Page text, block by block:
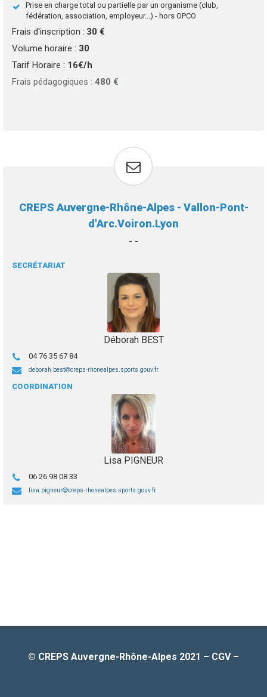
Prise en charge total ou partielle par un organisme (club,
fédération, association, employeur...) - hors OPCO
Frais d'inscription : 30 €
Volume horaire : 30
Tarif Horaire : 16€/h
Frais pédagogiques : 480 €
CREPS Auvergne-Rhône-Alpes - Vallon-Pont-
d'Arc.Voiron.Lyon
- -
SECRÉTARIAT
Déborah BEST
04 76 35 67 84
deborah.best creps-rhonealpes.sports.gouv.fr
COORDINATION
Lisa PIGNEUR
06 26 98 08 33
lisa.pigneur creps-rhonealpes.sports.gouv.fr
© CREPS Auvergne-Rhône-Alpes 2021 – CGV–